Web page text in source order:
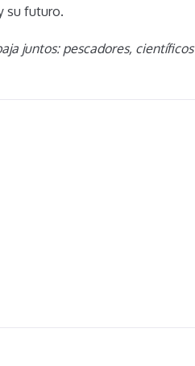
su futuro.
juntos: pescadores,